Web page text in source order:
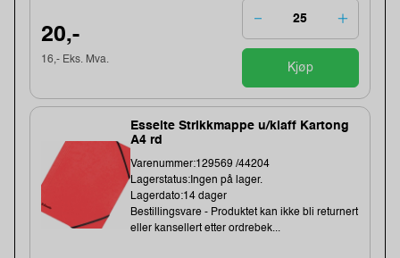
20,-
16,- Eks. Mva.
Kjøp
Esselte Strikkmappe u/klaff Kartong
A4 rd
Varenummer:129569 /44204
Lagerstatus:Ingen på lager.
Lagerdato:14 dager
Bestillingsvare - Produktet kan ikke bli returnert
eller kansellert etter ordrebek...